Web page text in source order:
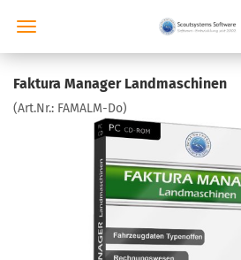
Faktura Manager Landmaschinen
(Art.Nr.: FAMALM-Do)